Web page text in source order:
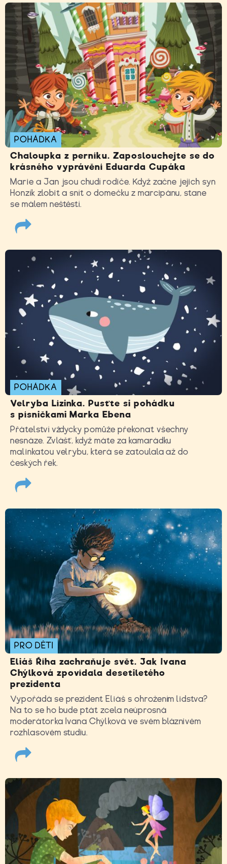
POHÁDKA
Chaloupka z perníku. Zaposlouchejte se do
krásného vyprávění Eduarda Cupáka
Marie a Jan jsou chudí rodiče. Když začne jejich syn
Honzík zlobit a snít o domečku z marcipánu, stane
se málem neštěstí.
POHÁDKA
Velryba Lízinka. Pusťte si pohádku
s písničkami Marka Ebena
Přátelství vždycky pomůže překonat všechny
nesnáze. Zvlášť, když máte za kamarádku
malinkatou velrybu, která se zatoulala až do
českých řek.
PRO DĚTI
Eliáš Říha zachraňuje svět. Jak Ivana
Chýlková zpovídala desetiletého
prezidenta
Vypořádá se prezident Eliáš s ohrožením lidstva?
Na to se ho bude ptát zcela neúprosná
moderátorka Ivana Chýlková ve svém bláznivém
rozhlasovém studiu.